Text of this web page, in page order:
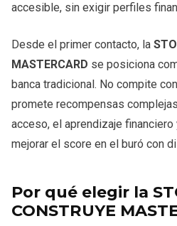
accesible, sin exigir perfiles
Desde el primer contacto, la
MASTERCARD se posiciona
banca tradicional. No compite
promete recompensas
acceso, el aprendizaje
mejorar el score en el buró con
Por qué elegir la
CONSTRUYE